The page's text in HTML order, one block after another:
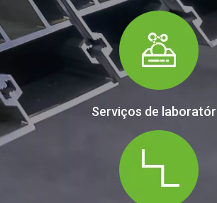
Serviços de